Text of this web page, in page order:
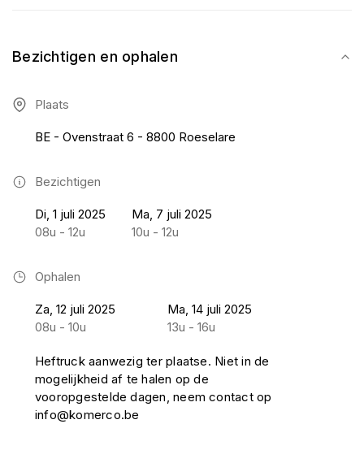
Bezichtigen en ophalen
Plaats
BE - Ovenstraat 6 - 8800 Roeselare
Bezichtigen
Di, 1 juli 2025
08u - 12u
Ma, 7 juli 2025
10u - 12u
Ophalen
Za, 12 juli 2025
08u - 10u
Ma, 14 juli 2025
13u - 16u
Heftruck aanwezig ter plaatse. Niet in de
mogelijkheid af te halen op de
vooropgestelde dagen, neem contact op
info@komerco.be